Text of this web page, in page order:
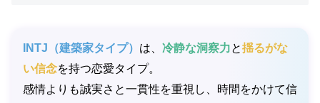
INTJ（建築家タイプ） は、 冷静な洞察力と揺るがな
い信念を持つ恋愛タイプ。
感情よりも誠実さと一貫性を重視し、時間をかけて信